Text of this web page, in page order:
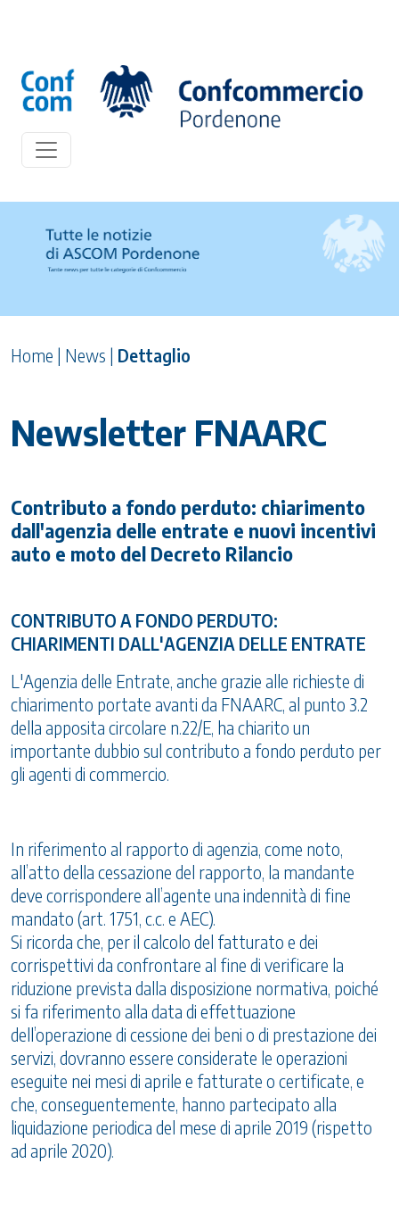
Home | News | Dettaglio
Newsletter FNAARC
Contributo a fondo perduto: chiarimento
dall'agenzia delle entrate e nuovi incentivi
auto e moto del Decreto Rilancio
CONTRIBUTO A FONDO PERDUTO:
CHIARIMENTI DALL'AGENZIA DELLE ENTRATE
L'Agenzia delle Entrate, anche grazie alle richieste di
chiarimento portate avanti da FNAARC, al punto 3.2
della apposita circolare n.22/E, ha chiarito un
importante dubbio sul contributo a fondo perduto per
gli agenti di commercio.
In riferimento al rapporto di agenzia, come noto,
all’atto della cessazione del rapporto, la mandante
deve corrispondere all’agente una indennità di fine
mandato (art. 1751, c.c. e AEC).
Si ricorda che, per il calcolo del fatturato e dei
corrispettivi da confrontare al fine di verificare la
riduzione prevista dalla disposizione normativa, poiché
si fa riferimento alla data di effettuazione
dell’operazione di cessione dei beni o di prestazione dei
servizi, dovranno essere considerate le operazioni
eseguite nei mesi di aprile e fatturate o certificate, e
che, conseguentemente, hanno partecipato alla
liquidazione periodica del mese di aprile 2019 (rispetto
ad aprile 2020).